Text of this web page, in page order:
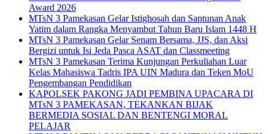
Award 2026
MTsN 3 Pamekasan Gelar Istighosah dan Santunan Anak
Yatim dalam Rangka Menyambut Tahun Baru Islam 1448 H
MTsN 3 Pamekasan Gelar Senam Bersama, JJS, dan Aksi
Bergizi untuk Isi Jeda Pasca ASAT dan Classmeeting
MTsN 3 Pamekasan Terima Kunjungan Perkuliahan Luar
Kelas Mahasiswa Tadris IPA UIN Madura dan Teken MoU
Pengembangan Pendidikan
KAPOLSEK PAKONG JADI PEMBINA UPACARA DI
MTsN 3 PAMEKASAN, TEKANKAN BIJAK
BERMEDIA SOSIAL DAN BENTENGI MORAL
PELAJAR